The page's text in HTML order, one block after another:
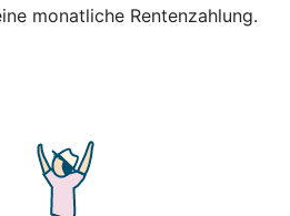
monatliche Rentenzahlung.